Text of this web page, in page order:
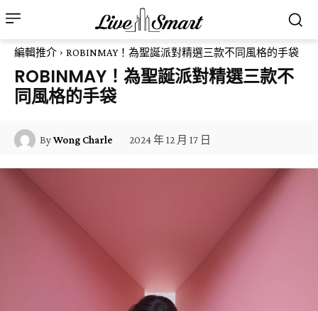
編輯推介 ROBINMAY！為聖誕派對精選三款不同風格的手袋
ROBINMAY！為聖誕派對精選三款不
同風格的手袋
ByWong Charle 2024 年 12 月 17 日